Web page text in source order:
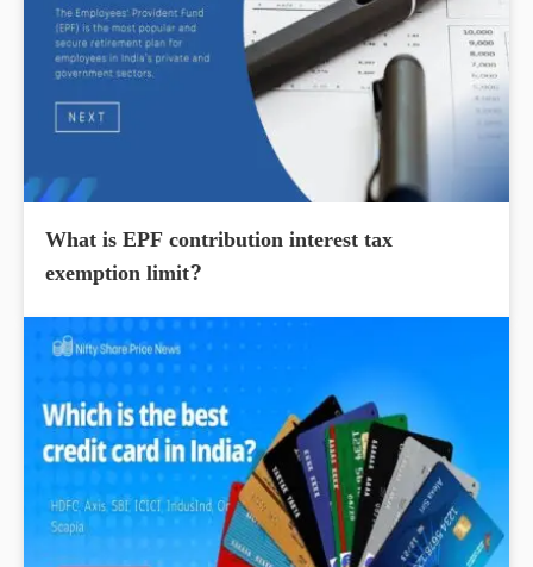
What is EPF contribution interest tax
exemption limit?